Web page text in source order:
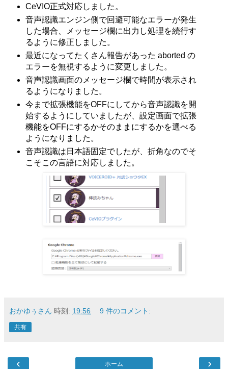
CeVIO正式対応しました。
音声認識エンジン側で回避可能なエラーが発生
した場合、メッセージ欄に出力し処理を続行す
るように修正しました。
最近になってたくさん報告があった aborted の
エラーを無視するように変更しました。
音声認識画面のメッセージ欄で時間が表示され
るようになりました。
今まで拡張機能をOFFにしてから音声認識を開
始するようにしていましたが、設定画面で拡張
機能をOFFにするかそのままにするかを選べる
ようになりました。
音声認識は日本語固定でしたが、折角なのでそ
こそこの言語に対応しました。
おかゆぅさん 時刻: 19:56 9 件のコメント:
共有
‹ ›
ホーム